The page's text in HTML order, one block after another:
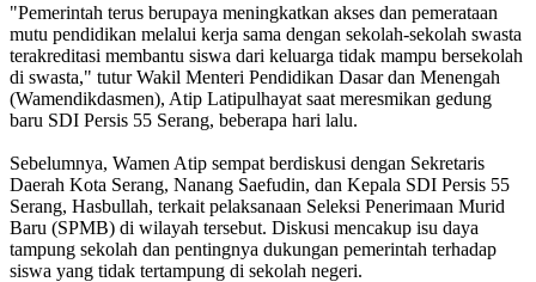
"Pemerintah terus berupaya meningkatkan akses dan pemerataan
mutu pendidikan melalui kerja sama dengan sekolah-sekolah swasta
terakreditasi membantu siswa dari keluarga tidak mampu bersekolah
di swasta," tutur Wakil Menteri Pendidikan Dasar dan Menengah
(Wamendikdasmen), Atip Latipulhayat saat meresmikan gedung
baru SDI Persis 55 Serang, beberapa hari lalu.
Sebelumnya, Wamen Atip sempat berdiskusi dengan Sekretaris
Daerah Kota Serang, Nanang Saefudin, dan Kepala SDI Persis 55
Serang, Hasbullah, terkait pelaksanaan Seleksi Penerimaan Murid
Baru (SPMB) di wilayah tersebut. Diskusi mencakup isu daya
tampung sekolah dan pentingnya dukungan pemerintah terhadap
siswa yang tidak tertampung di sekolah negeri.